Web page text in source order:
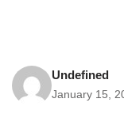
Undefined
January 15,